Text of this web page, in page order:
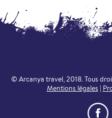
© Arcanya travel, 2018. Tous
Mentions légales |